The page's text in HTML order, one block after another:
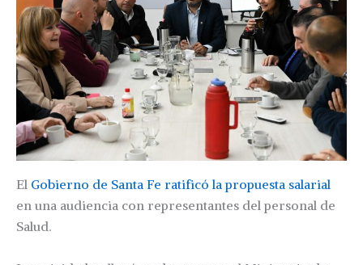
El Gobierno de Santa Fe ratificó la propuesta salarial
en una audiencia con representantes del personal de
Salud.